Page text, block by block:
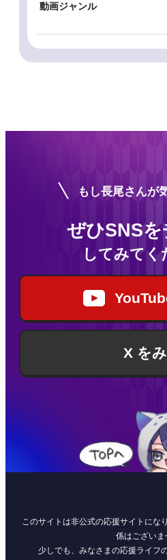
動画ジャンル
もし長尾さんが
ぜひSNS
してみてく
X を
このサイトは非公式の応援サイトにな
係はございま
少しでも、みなさまの応援ライフ